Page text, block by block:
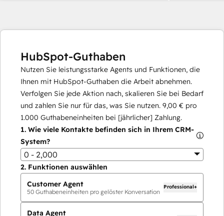
HubSpot-Guthaben
Nutzen Sie leistungsstarke Agents und Funktionen, die
Ihnen mit HubSpot-Guthaben die Arbeit abnehmen.
Verfolgen Sie jede Aktion nach, skalieren Sie bei Bedarf
und zahlen Sie nur für das, was Sie nutzen. 9,00 € pro
1.000 Guthabeneinheiten bei [jährlicher] Zahlung.
1. Wie viele Kontakte befinden sich in Ihrem CRM-
System?
0 - 2,000
2. Funktionen auswählen
Customer Agent
50 Guthabeneinheiten pro gelöster Konversation
Professional+
Data Agent